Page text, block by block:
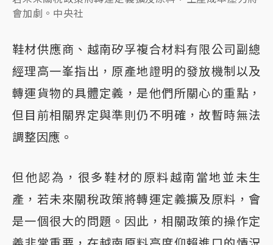
會加劇。中央社
鞋材供應商、越南矽孚複合材料有限公司副總
經理高一峯指出，原產地證明的發放機制以及
轉運貨物的具體定義，是他們所關心的重點，
但目前相關界定與準則仍不明確，故暫時無法
調整因應。
但他認為，很多鞋材的原料越南當地並未生
產，若未來關稅政策將轉運定義擴及原料，會
是一個很大的問題。因此，相關政策的操作定